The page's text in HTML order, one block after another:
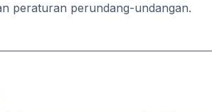
peraturan perundang-undangan.